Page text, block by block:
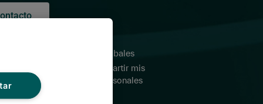
y
Sitios globales
No compartir mis
datos personales